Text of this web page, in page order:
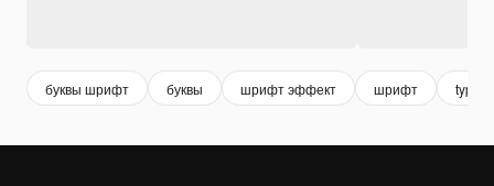
буквы шрифт буквы шрифт эффект шрифт type